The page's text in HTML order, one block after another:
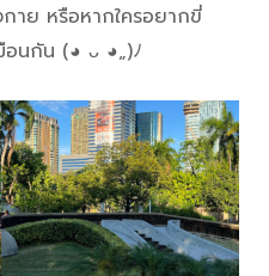
าย หรือหากใครอยากขี่
อนกัน (◕ ᴗ ◕„)ﾉ